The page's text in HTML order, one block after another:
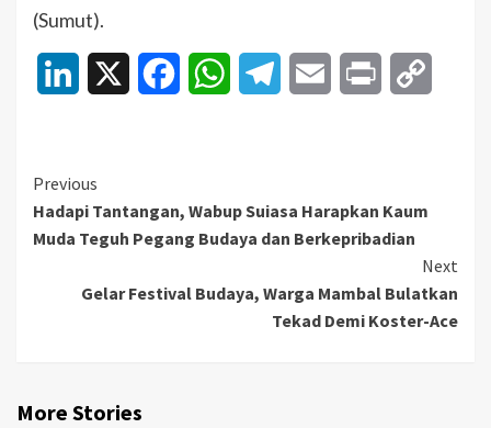
(Sumut).
LinkedIn FacebookWhatsAppTelegramEmail Print
Continue
Reading
Previous
Hadapi Tantangan, Wabup Suiasa Harapkan Kaum
Muda Teguh Pegang Budaya dan Berkepribadian
Next
Gelar Festival Budaya, Warga Mambal Bulatkan
Tekad Demi Koster-Ace
More Stories